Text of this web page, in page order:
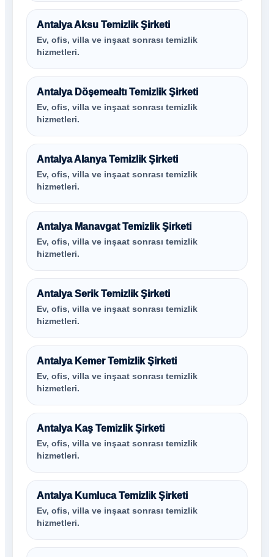
Antalya Aksu Temizlik Şirketi
Ev, ofis, villa ve inşaat sonrası temizlik
hizmetleri.
Antalya Döşemealtı Temizlik Şirketi
Ev, ofis, villa ve inşaat sonrası temizlik
hizmetleri.
Antalya Alanya Temizlik Şirketi
Ev, ofis, villa ve inşaat sonrası temizlik
hizmetleri.
Antalya Manavgat Temizlik Şirketi
Ev, ofis, villa ve inşaat sonrası temizlik
hizmetleri.
Antalya Serik Temizlik Şirketi
Ev, ofis, villa ve inşaat sonrası temizlik
hizmetleri.
Antalya Kemer Temizlik Şirketi
Ev, ofis, villa ve inşaat sonrası temizlik
hizmetleri.
Antalya Kaş Temizlik Şirketi
Ev, ofis, villa ve inşaat sonrası temizlik
hizmetleri.
Antalya Kumluca Temizlik Şirketi
Ev, ofis, villa ve inşaat sonrası temizlik
hizmetleri.